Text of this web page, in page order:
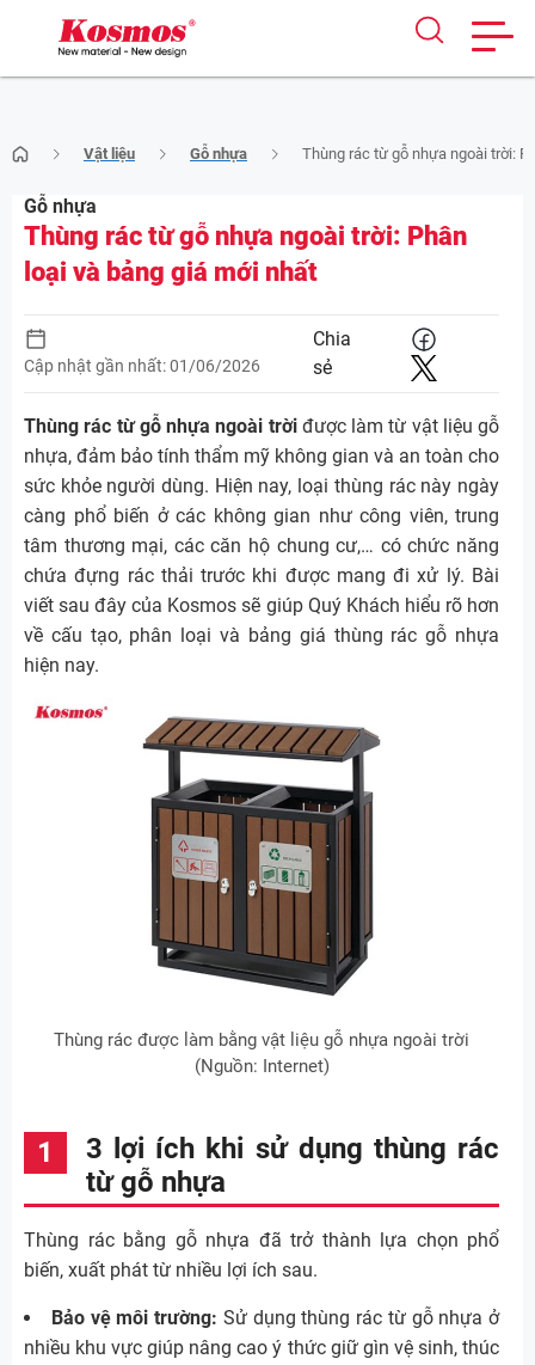
to
content
Vật liệu Gỗ nhựa Thùng rác từ gỗ nhựa ngoài trời:
Gỗ nhựa
Thùng rác từ gỗ nhựa ngoài trời: Phân
loại và bảng giá mới nhất
Cập nhật gần nhất: 01/06/2026
Chia
sẻ
Thùng rác từ gỗ nhựa ngoài trờiđược làm từ vật liệu gỗ
nhựa, đảm bảo tính thẩm mỹ không gian và an toàn cho
sức khỏe người dùng. Hiện nay, loại thùng rác này ngày
càng phổ biến ở các không gian như công viên, trung
tâm thương mại, các căn hộ chung cư,… có chức năng
chứa đựng rác thải trước khi được mang đi xử lý. Bài
viết sau đây của Kosmos sẽ giúp Quý Khách hiểu rõ hơn
về cấu tạo, phân loại và bảng giá thùng rác gỗ nhựa
hiện nay.
Thùng rác được làm bằng vật liệu gỗ nhựa ngoài trời
(Nguồn: Internet)
3 lợi ích khi sử dụng thùng rác
từ gỗ nhựa
Thùng rác bằng gỗ nhựa đã trở thành lựa chọn phổ
biến, xuất phát từ nhiều lợi ích sau.
Bảo vệ môi trường: Sử dụng thùng rác từ gỗ nhựa ở
nhiều khu vực giúp nâng cao ý thức giữ gìn vệ sinh, thúc